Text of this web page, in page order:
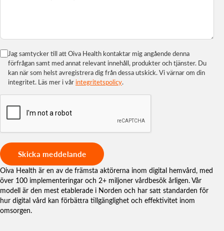
Jag samtycker till att Oiva Health kontaktar mig angående denna
förfrågan samt med annat relevant innehåll, produkter och tjänster. Du
kan när som helst avregistrera dig från dessa utskick. Vi värnar om din
integritet. Läs mer i vårintegritetspolicy.
Oiva Health är en av de främsta aktörerna inom digital hemvård, med
över 100 implementeringar och 2+ miljoner vårdbesök årligen. Vår
modell är den mest etablerade i Norden och har satt standarden för
hur digital vård kan förbättra tillgänglighet och effektivitet inom
omsorgen.